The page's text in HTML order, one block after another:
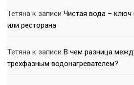
Тетяна к записи Чистая вода – ключ
или ресторана
Тетяна к записи В чем разница
трехфазным водонагревателем?